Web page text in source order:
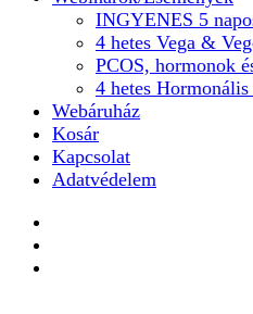
INGYENES 5
4 hetes Vega &
PCOS, hormonok
4 hetes
Webáruház
Kosár
Kapcsolat
Adatvédelem